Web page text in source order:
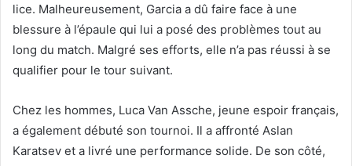
lice. Malheureusement, Garcia a dû faire face à une
blessure à l’épaule qui lui a posé des problèmes tout au
long du match. Malgré ses efforts, elle n’a pas réussi à se
qualifier pour le tour suivant.
Chez les hommes, Luca Van Assche, jeune espoir français,
a également débuté son tournoi. Il a affronté Aslan
Karatsev et a livré une performance solide. De son côté,